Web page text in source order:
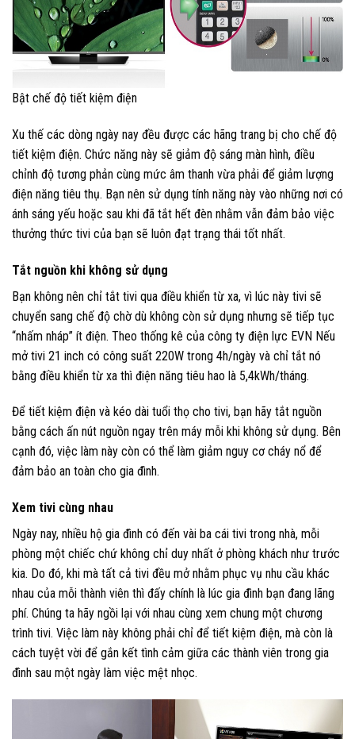
Bật chế độ tiết kiệm điện
Xu thế các dòng ngày nay đều được các hãng trang bị cho chế độ
tiết kiệm điện. Chức năng này sẽ giảm độ sáng màn hình, điều
chỉnh độ tương phản cùng mức âm thanh vừa phải để giảm lượng
điện năng tiêu thụ. Bạn nên sử dụng tính năng này vào những nơi có
ánh sáng yếu hoặc sau khi đã tắt hết đèn nhằm vẫn đảm bảo việc
thưởng thức tivi của bạn sẽ luôn đạt trạng thái tốt nhất.
Tắt nguồn khi không sử dụng
Bạn không nên chỉ tắt tivi qua điều khiển từ xa, vì lúc này tivi sẽ
chuyển sang chế độ chờ dù không còn sử dụng nhưng sẽ tiếp tục
“nhấm nháp” ít điện. Theo thống kê của công ty điện lực EVN Nếu
mở tivi 21 inch có công suất 220W trong 4h/ngày và chỉ tắt nó
bằng điều khiển từ xa thì điện năng tiêu hao là 5,4kWh/tháng.
Để tiết kiệm điện và kéo dài tuổi thọ cho tivi, bạn hãy tắt nguồn
bằng cách ấn nút nguồn ngay trên máy mỗi khi không sử dụng. Bên
cạnh đó, việc làm này còn có thể làm giảm nguy cơ cháy nổ để
đảm bảo an toàn cho gia đình.
Xem tivi cùng nhau
Ngày nay, nhiều hộ gia đình có đến vài ba cái tivi trong nhà, mỗi
phòng một chiếc chứ không chỉ duy nhất ở phòng khách như trước
kia. Do đó, khi mà tất cả tivi đều mở nhằm phục vụ nhu cầu khác
nhau của mỗi thành viên thì đấy chính là lúc gia đình bạn đang lãng
phí. Chúng ta hãy ngồi lại với nhau cùng xem chung một chương
trình tivi. Việc làm này không phải chỉ để tiết kiệm điện, mà còn là
cách tuyệt vời để gắn kết tình cảm giữa các thành viên trong gia
đình sau một ngày làm việc mệt nhọc.